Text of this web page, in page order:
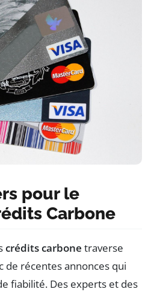
pour le
Carbone
crédits carbone traverse
de récentes annonces qui
fiabilité. Des experts et des